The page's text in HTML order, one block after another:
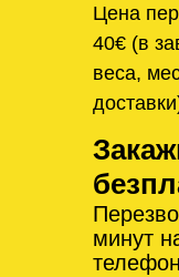
Цена
40€ (в
веса,
минут